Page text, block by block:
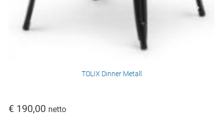
TOLIX Dinner Metall
€ 190,00 netto